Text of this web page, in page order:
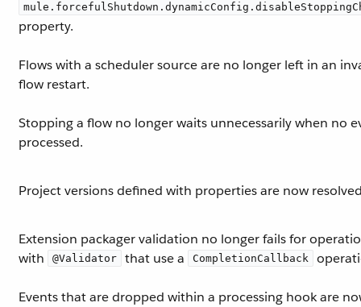
property.
Flows with a scheduler source are no longer left in an
flow restart.
Stopping a flow no longer waits unnecessarily when no
processed.
Project versions defined with properties are now
Extension packager validation no longer fails for
with
@Validator that use a CompletionCallback
Events that are dropped within a processing hook are